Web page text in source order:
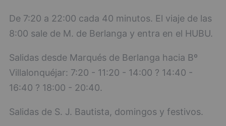
De 7:20 a 22:00 cada 40 minutos. El viaje de las
8:00 sale de M. de Berlanga y entra en el HUBU.
Salidas desde Marqués de Berlanga hacia Bº
Villalonquéjar: 7:20 - 11:20 - 14:00 ? 14:40 -
16:40 ? 18:00 - 20:40.
Salidas de S. J. Bautista, domingos y festivos.